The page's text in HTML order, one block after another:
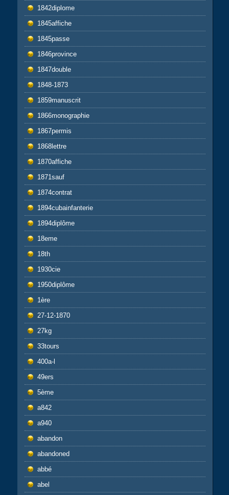
1842diplome
1845affiche
1845passe
1846province
1847double
1848-1873
1859manuscrit
1866monographie
1867permis
1868lettre
1870affiche
1871sauf
1874contrat
1894cubainfanterie
1894diplôme
18eme
18th
1930cie
1950diplôme
1ère
27-12-1870
27kg
33tours
400a-l
49ers
5ème
a842
a940
abandon
abandoned
abbé
abel